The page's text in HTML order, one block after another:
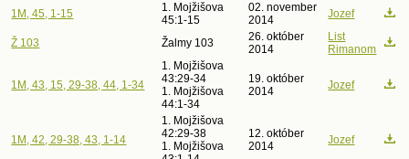
1M, 45, 1-15
1. Mojžišova
45:1-15
02. november
2014
Jozef
Ž 103 Žalmy 103
26. október
2014
List
Rimanom
1M, 43, 15, 29-38, 44, 1-34
1. Mojžišova
43:29-34
1. Mojžišova
44:1-34
19. október
2014
Jozef
1M, 42, 29-38, 43, 1-14
1. Mojžišova
42:29-38
1. Mojžišova
12. október
2014
Jozef